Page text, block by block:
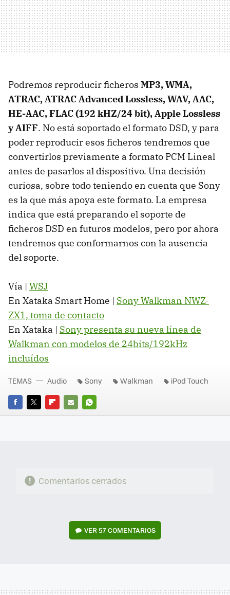
Podremos reproducir ficheros MP3, WMA,
ATRAC, ATRAC Advanced Lossless, WAV, AAC,
HE-AAC, FLAC (192 kHZ/24 bit), Apple Lossless
y AIFF. No está soportado el formato DSD, y para
poder reproducir esos ficheros tendremos que
convertirlos previamente a formato PCM Lineal
antes de pasarlos al dispositivo. Una decisión
curiosa, sobre todo teniendo en cuenta que Sony
es la que más apoya este formato. La empresa
indica que está preparando el soporte de
ficheros DSD en futuros modelos, pero por ahora
tendremos que conformarnos con la ausencia
del soporte.
Vía | WSJ
En Xataka Smart Home | Sony Walkman NWZ-
ZX1, toma de contacto
En Xataka | Sony presenta su nueva línea de
Walkman con modelos de 24bits/192kHz
incluídos
FACEBOOK
TWITTERFLIPBOARD
E-
WHATSAPP
TEMAS Audio Sony Walkman iPod Touch
Comentarios cerrados
VER57 COMENTARIOS